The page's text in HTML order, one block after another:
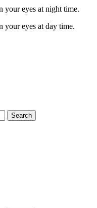
your eyes at night time.
your eyes at day time.
Search